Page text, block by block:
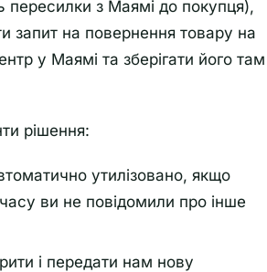
пересилки з Маямі до покупця),
запит на повернення товару на
у Маямі та зберігати його там
рішення:
утилізовано, якщо
ви не повідомили про інше
і передати нам нову